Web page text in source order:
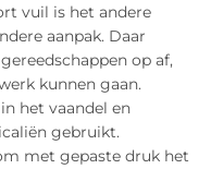
vuil is het andere
aanpak. Daar
op af,
kunnen gaan.
het vaandel en
gebruikt.
met gepaste druk het